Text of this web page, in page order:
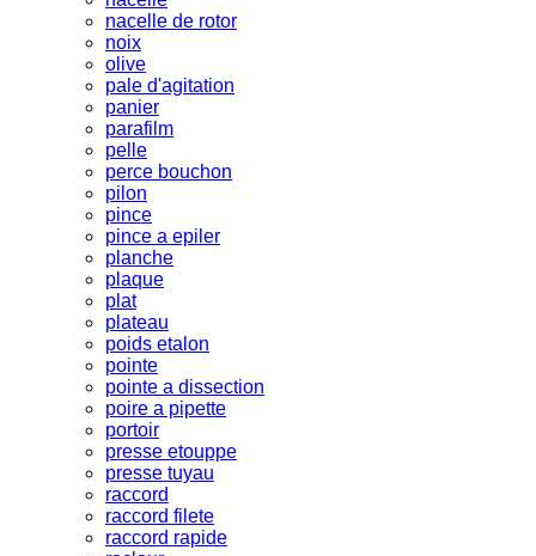
nacelle de rotor
noix
olive
pale d'agitation
panier
parafilm
pelle
perce bouchon
pilon
pince
pince a epiler
planche
plaque
plat
plateau
poids etalon
pointe
pointe a dissection
poire a pipette
portoir
presse etouppe
presse tuyau
raccord
raccord filete
raccord rapide